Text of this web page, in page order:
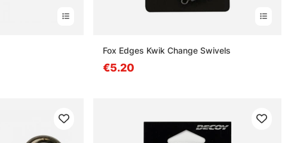
Fox Edges Kwik Change Swivels
€5.20